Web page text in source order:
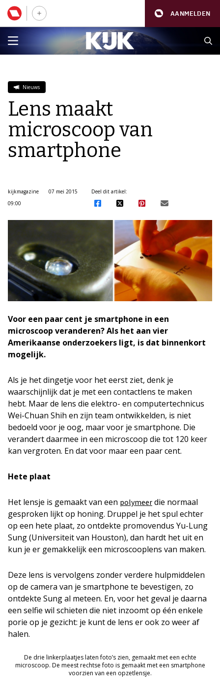
AANMELDEN
Nieuws
Lens maakt
microscoop van
smartphone
kijkmagazine
07 mei 2015
09:00
Deel dit artikel:
Voor een paar cent je smartphone in een
microscoop veranderen? Als het aan vier
Amerikaanse onderzoekers ligt, is dat binnenkort
mogelijk.
Als je het dingetje voor het eerst ziet, denk je
waarschijnlijk dat je met een contactlens te maken
hebt. Maar de lens die elektro- en computertechnicus
Wei-Chuan Shih en zijn team ontwikkelden, is niet
bedoeld voor je oog, maar voor je smartphone. Die
verandert daarmee in een microscoop die tot 120 keer
kan vergroten. En dat voor maar een paar cent.
Hete plaat
Het lensje is gemaakt van een polymeer die normaal
gesproken lijkt op honing. Druppel je het spul echter
op een hete plaat, zo ontdekte promovendus Yu-Lung
Sung (Universiteit van Houston), dan hardt het uit en
kun je er gemakkelijk een microscooplens van maken.
Deze lens is vervolgens zonder verdere hulpmiddelen
op de camera van je smartphone te bevestigen, zo
ontdekte Sung al meteen. En, voor het geval je daarna
een selfie wil schieten die niet inzoomt op één enkele
porie op je gezicht: je kunt de lens er ook zo weer af
halen.
De drie linkerplaatjes laten foto’s zien, gemaakt met een echte
microscoop. De meest rechtse foto is gemaakt met een smartphone
voorzien van een opzetlensje.